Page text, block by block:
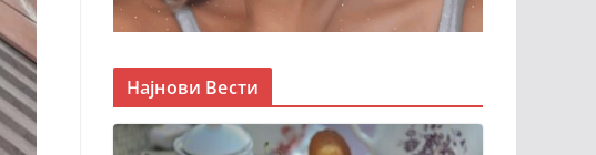
Најнови Вести